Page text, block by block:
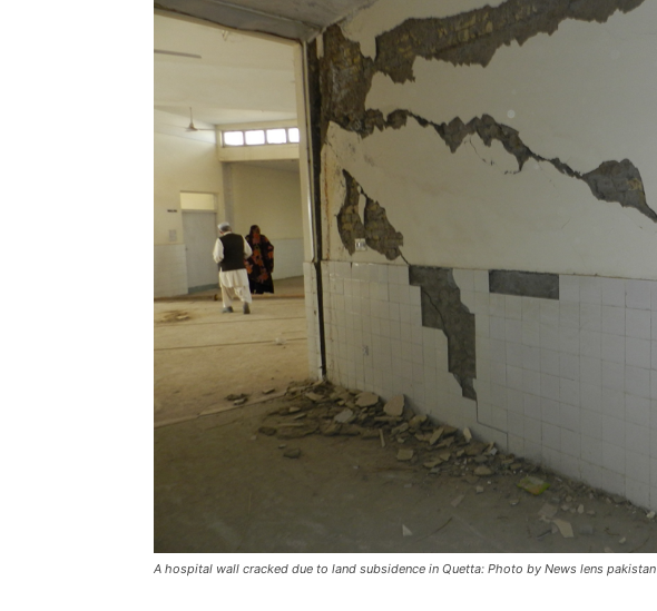
A hospital wall cracked due to land subsidence in Quetta: Photo by News lens pakistan